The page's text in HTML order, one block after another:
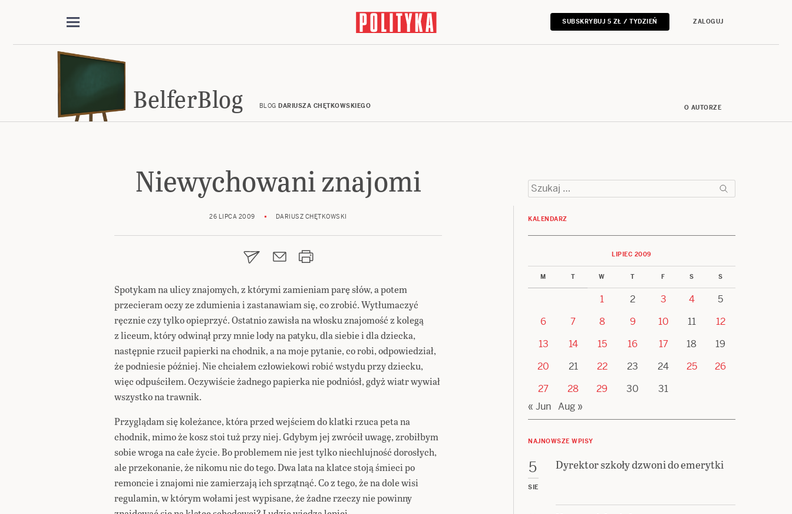
SUBSKRYBUJ 5 ZŁ / TYDZIEŃ ZALOGUJ
BelferBlog BLOG DARIUSZA CHĘTKOWSKIEGO O AUTORZE
Niewychowani znajomi
26 LIPCA 2009 DARIUSZ CHĘTKOWSKI
Spotykam na ulicy znajomych, z którymi zamieniam parę słów, a potem
przecieram oczy ze zdumienia i zastanawiam się, co zrobić. Wytłumaczyć
ręcznie czy tylko opieprzyć. Ostatnio zawisła na włosku znajomość z kolegą
z liceum, który odwinął przy mnie lody na patyku, dla siebie i dla dziecka,
następnie rzucił papierki na chodnik, a na moje pytanie, co robi, odpowiedział,
że podniesie później. Nie chciałem człowiekowi robić wstydu przy dziecku,
więc odpuściłem. Oczywiście żadnego papierka nie podniósł, gdyż wiatr wywiał
wszystko na trawnik.
Przyglądam się koleżance, która przed wejściem do klatki rzuca peta na
chodnik, mimo że kosz stoi tuż przy niej. Gdybym jej zwrócił uwagę, zrobiłbym
sobie wroga na całe życie. Bo problemem nie jest tylko niechlujność dorosłych,
ale przekonanie, że nikomu nic do tego. Dwa lata na klatce stoją śmieci po
remoncie i znajomi nie zamierzają ich sprzątnąć. Co z tego, że na dole wisi
regulamin, w którym wołami jest wypisane, że żadne rzeczy nie powinny
Szukaj:
KALENDARZ
LIPIEC 2009
M T W T F S S
1 2 3 4
5
6
7 8 9 10 11
12
13
14 15 16 17 18
19
20
21 22 23 24 25
26
27
28 29 30
31
« Jun Aug »
NAJNOWSZE WPISY
5
SIE
Dyrektor szkoły dzwoni do emerytki